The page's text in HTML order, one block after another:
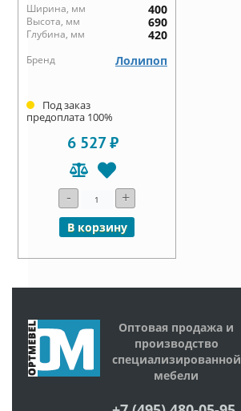
Ширина, мм 400
Высота, мм 690
Глубина, мм 420
Бренд Лолипоп
Под заказ
предоплата 100%
6 527 ₽
- +
В корзину
Оптовая продажа и
производство
специализированной
мебели